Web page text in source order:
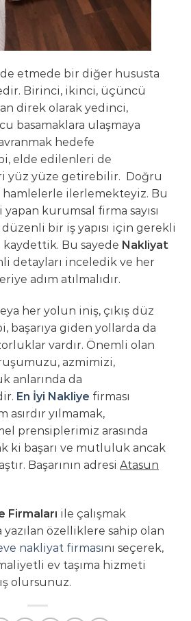
etmede bir diğer hususta
Birinci, ikinci, üçüncü
direk olarak yedinci,
basamaklara ulaşmaya
hedefe
elde edilenleri de
yüz yüze getirebilir. Doğru
hamlelerle ilerlemekteyiz. Bu
kurumsal firma sayısı
bir iş yapısı için gerekli
kaydettik. Bu sayede Nakliyat
detayları inceledik ve her
adım atılmalıdır.
her yolun iniş, çıkış düz
başarıya giden yollarda da
vardır. Önemli olan
azmimizi,
anlarında da
En İyi Nakliye firması
asırdır yılmamak,
prensiplerimiz arasında
ki başarı ve mutluluk ancak
Başarının adresi Atasun
Firmaları ile çalışmak
yazılan özelliklere sahip olan
nakliyat firmasını seçerek,
ev taşıma hizmeti
olursunuz.